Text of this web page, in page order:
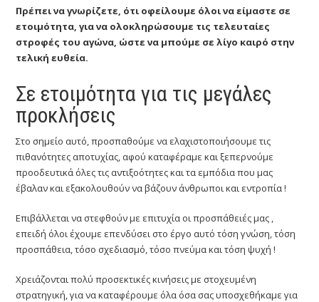
Πρέπει να γνωρίζετε, ότι οφείλουμε όλοι να είμαστε σε
ετοιμότητα, για να ολοκληρώσουμε τις τελευταίες
στροφές του αγώνα, ώστε να μπούμε σε λίγο καιρό στην
τελική ευθεία.
Σε ετοιμότητα για τις μεγάλες
προκλήσεις
Στο σημείο αυτό, προσπαθούμε να ελαχιστοποιήσουμε τις
πιθανότητες αποτυχίας, αφού καταφέραμε και ξεπερνούμε
προοδευτικά όλες τις αντιξοότητες και τα εμπόδια που μας
έβαλαν και εξακολουθούν να βάζουν άνθρωποι και εντροπία !
Επιβάλλεται να στεφθούν με επιτυχία οι προσπάθειές μας ,
επειδή όλοι έχουμε επενδύσει στο έργο αυτό τόση γνώση, τόση
προσπάθεια, τόσο σχεδιασμό, τόσο πνεύμα και τόση ψυχή !
Χρειάζονται πολύ προσεκτικές κινήσεις με στοχευμένη
στρατηγική, για να καταφέρουμε όλα όσα σας υποσχεθήκαμε για